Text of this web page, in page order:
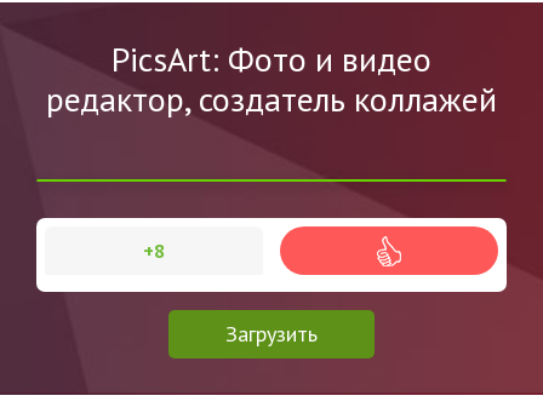
PicsArt: Фото и видео
редактор, создатель коллажей
Загрузить
+8